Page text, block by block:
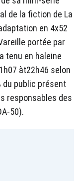
de la fiction de La
en 4x52
portée par
a tenu en haleine
àt22h46 selon
du public présent
responsables des
50).